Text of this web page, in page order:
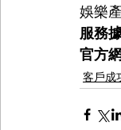
娛樂
服務
官方
客戶成